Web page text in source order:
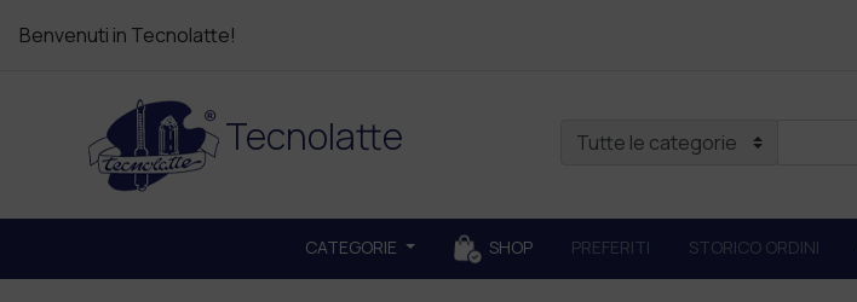
Benvenuti in Tecnolatte!
Tecnolatte
CATEGORIE SHOP PREFERITI STORICO ORDINI